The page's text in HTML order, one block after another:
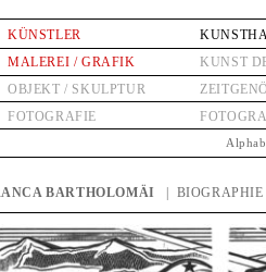
KÜNSTLER
MALEREI / GRAFIK
OBJEKT / SKULPTUR
FOTOGRAFIE
KUNST
BARTHOLOMÄI | BIOGRAPHIE